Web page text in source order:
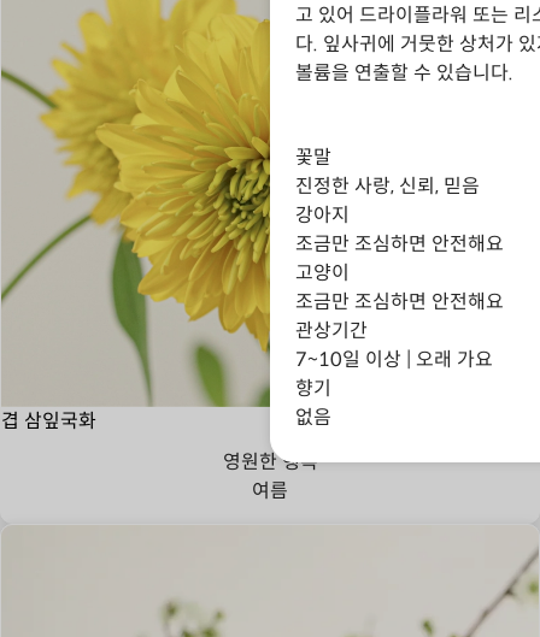
겹 삼잎국화
영원한 행복
여름
고 있어 드라이플라워 또는
다. 잎사귀에 거뭇한 상처가
볼륨을 연출할 수 있습니다.
꽃말
진정한 사랑, 신뢰, 믿음
강아지
조금만 조심하면 안전해요
고양이
조금만 조심하면 안전해요
관상기간
7~10일 이상 | 오래 가요
향기
없음